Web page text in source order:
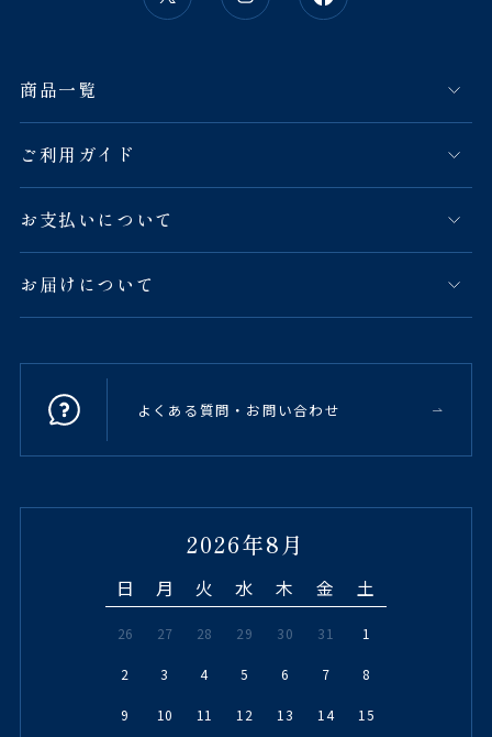
商品一覧
ご利用ガイド
お支払いについて
お届けについて
よくある質問・お問い合わせ
2026年8月
日 月 火 水 木 金 土
26 27 28 29 30 31 1
2 3 4 5 6 7 8
9 10 11 12 13 14 15